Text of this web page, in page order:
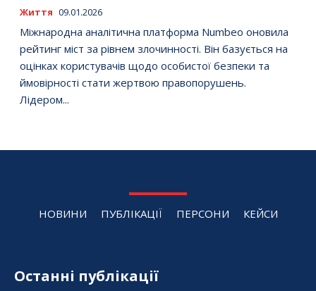
Життя 09.01.2026
Міжнародна аналітична платформа Numbeo оновила
рейтинг міст за рівнем злочинності. Він базується на
оцінках користувачів щодо особистої безпеки та
ймовірності стати жертвою правопорушень.
Лідером...
НОВИНИ ПУБЛІКАЦІЇ ПЕРСОНИ КЕЙСИ
Останні публікації